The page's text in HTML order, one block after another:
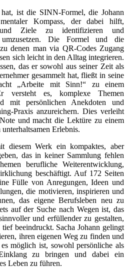
ist die SINN-Formel, die Johann
Kompass, der dabei hilft,
und Ziele zu identifizieren und
Die Formel und die
denen man via QR-Codes Zugang
sich leicht in den Alltag integrieren.
das er sowohl aus seiner Zeit als
gesammelt hat, fließt in seine
„Arbeite mit Sinn!“ zu einem
versteht es, komplexe Themen
mit persönlichen Anekdoten und
Praxis anzureichern. Dies verleiht
und macht die Lektüre zu einem
Erlebnis.
diesem Werk ein kompaktes, aber
das in keiner Sammlung fehlen
berufliche Weiterentwicklung,
beschäftigt. Auf 172 Seiten
Fülle von Anregungen, Ideen und
die motivieren, inspirieren und
das eigene Berufsleben neu zu
auf der Suche nach Wegen ist, das
und erfüllender zu gestalten,
beeindruckt. Sacha Johann gelingt
ihren eigenen Weg zu finden und
möglich ist, sowohl persönliche als
zu bringen und dabei ein
Leben zu führen.